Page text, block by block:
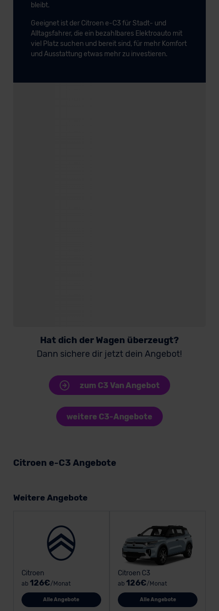
bleibt.
Geeignet ist der Citroen e-C3 für Stadt- und
Alltagsfahrer, die ein bezahlbares Elektroauto mit
viel Platz suchen und bereit sind, für mehr Komfort
und Ausstattung etwas mehr zu investieren.
Hat dich der Wagen überzeugt?
Dann sichere dir jetzt dein Angebot!
zum C3 Van Angebot
weitere C3-Angebote
Citroen e-C3 Angebote
Weitere Angebote
Citroen
ab 126€/Monat
Alle Angebote
Citroen C3
ab 126€/Monat
Alle Angebote